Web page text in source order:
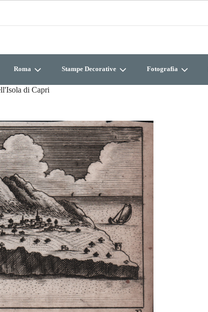
Roma Stampe Decorative Fotografia
di Capri